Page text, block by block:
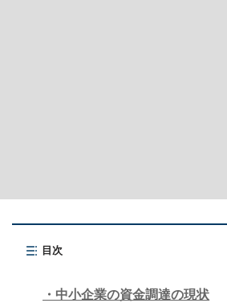
目次
中小企業の資金調達の現状